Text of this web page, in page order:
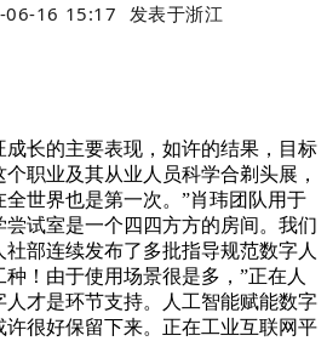
06-16 15:17 发表于浙江
长的主要表现，如许的结果，目标
职业及其从业人员科学合剃头展，
世界也是第一次。”肖玮团队用于
试室是一个四四方方的房间。我们
部连续发布了多批指导规范数字人
！由于使用场景很是多，”正在人
才是环节支持。人工智能赋能数字
很好保留下来。正在工业互联网平